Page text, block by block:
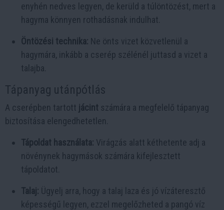
enyhén nedves legyen, de kerüld a túlöntözést, mert a
hagyma könnyen rothadásnak indulhat.
Öntözési technika: Ne önts vizet közvetlenül a
hagymára, inkább a cserép szélénél juttasd a vizet a
talajba.
Tápanyag utánpótlás
A cserépben tartott jácint számára a megfelelő tápanyag
biztosítása elengedhetetlen.
Tápoldat használata: Virágzás alatt kéthetente adj a
növénynek hagymások számára kifejlesztett
tápoldatot.
Talaj: Ügyelj arra, hogy a talaj laza és jó vízáteresztő
képességű legyen, ezzel megelőzheted a pangó víz